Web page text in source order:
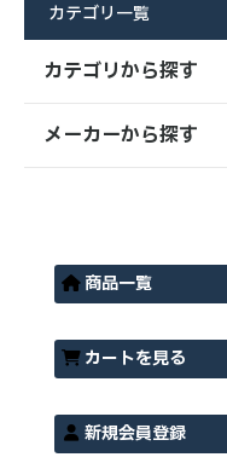
カテゴリ一覧
カテゴリから探す
メーカーから探す
商品一覧
カートを見る
新規会員登録